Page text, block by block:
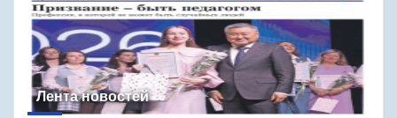
Лента новостей